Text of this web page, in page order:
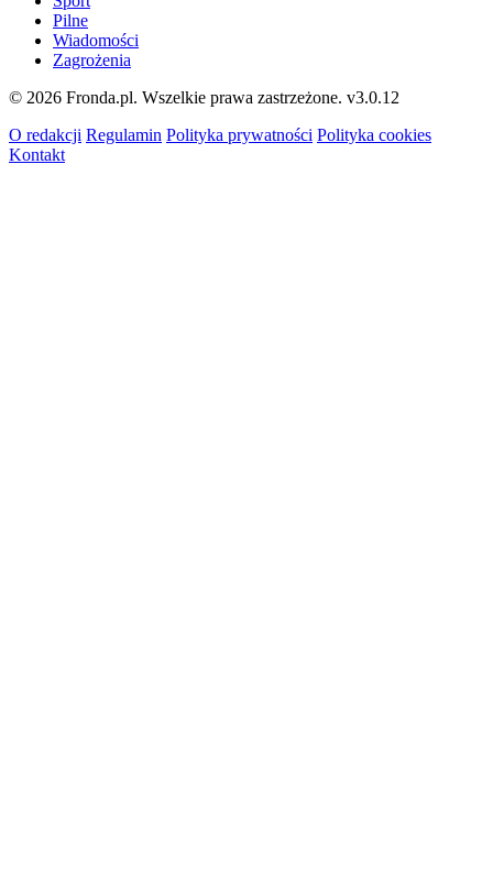
Pilne
Wiadomości
Zagrożenia
© 2026 Fronda.pl. Wszelkie prawa zastrzeżone. v3.0.12
O redakcji Regulamin Polityka prywatności Polityka cookies
Kontakt